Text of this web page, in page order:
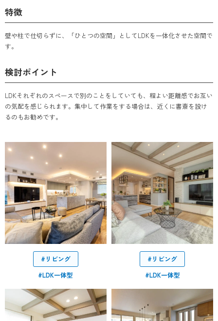
特徴
壁や柱で仕切らずに、「ひとつの空間」としてLDKを一体化させた空間で
す。
検討ポイント
LDKそれぞれのスペースで別のことをしていても、程よい距離感でお互い
の気配を感じられます。集中して作業をする場合は、近くに書斎を設け
るのもお勧めです。
#リビング
#LDK一体型
#リビング
#LDK一体型